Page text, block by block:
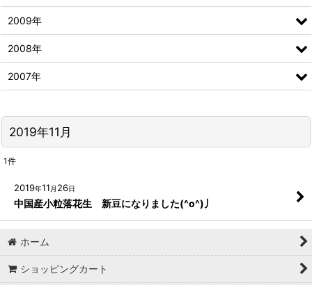
2019年11月
1件
2019年11 月 26日
中国産小粒落花生 新豆になりました(^o^)丿
2009年
2008年
2007年
ホーム
ショッピングカート